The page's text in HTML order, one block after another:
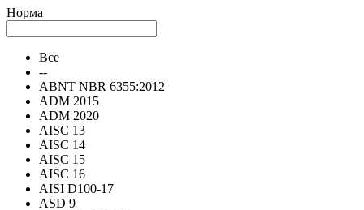
Норма
Все
--
ABNT NBR 6355:2012
ADM 2015
ADM 2020
AISC 13
AISC 14
AISC 15
AISC 16
AISI D100-17
ASD 9